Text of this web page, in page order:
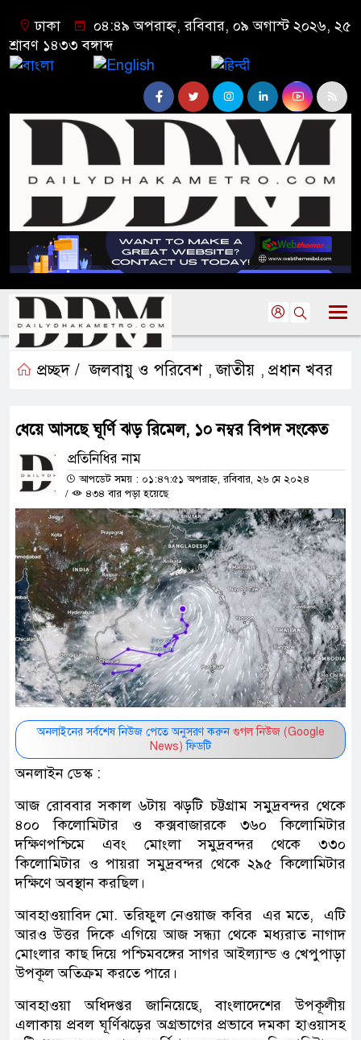
ঢাকা
০৪:৪৯ অপরাহ্ন, রবিবার, ০৯ অগাস্ট ২০২৬, ২৫
শ্রাবণ ১৪৩৩ বঙ্গাব্দ
প্রচ্ছদ / জলবায়ু ও পরিবেশ ,জাতীয় , প্রধান খবর
ধেয়ে আসছে ঘূর্ণি ঝড় রিমেল, ১০ নম্বর বিপদ সংকেত
প্রতিনিধির নাম
আপডেট সময় : ০১:৪৭:৫১ অপরাহ্ন, রবিবার, ২৬ মে ২০২৪
/
৪৩৪ বার পড়া হয়েছে
অনলাইনের সর্বশেষ নিউজ পেতে অনুসরণ করুন গুগল নিউজ (Google
News) ফিডটি
অনলাইন ডেস্ক :
আজ রোববার সকাল ৬টায় ঝড়টি চট্টগ্রাম সমুদ্রবন্দর থেকে
৪০০ কিলোমিটার ও কক্সবাজারকে ৩৬০ কিলোমিটার
দক্ষিণপশ্চিমে এবং মোংলা সমুদ্রবন্দর থেকে ৩৩০
কিলোমিটার ও পায়রা সমুদ্রবন্দর থেকে ২৯৫ কিলোমিটার
দক্ষিণে অবস্থান করছিল।
আবহাওয়াবিদ মো. তরিফুল নেওয়াজ কবির এর মতে, এটি
আরও উত্তর দিকে এগিয়ে আজ সন্ধ্যা থেকে মধ্যরাত নাগাদ
মোংলার কাছ দিয়ে পশ্চিমবঙ্গের সাগর আইল্যান্ড ও খেপুপাড়া
উপকূল অতিক্রম করতে পারে।
আবহাওয়া অধিদপ্তর জানিয়েছে, বাংলাদেশের উপকূলীয়
এলাকায় প্রবল ঘূর্ণিঝড়ের অগ্রভাগের প্রভাবে দমকা হাওয়াসহ